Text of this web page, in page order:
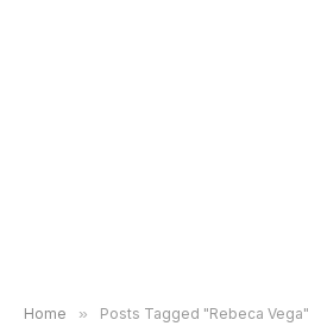
Home » Posts Tagged "Rebeca Vega"